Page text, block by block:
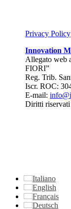
Privacy Policy
Innovation
Allegato web
FIORI”
Reg. Trib.
Iscr. ROC:
E-mail:
Diritti
Italiano
English
Français
Deutsch